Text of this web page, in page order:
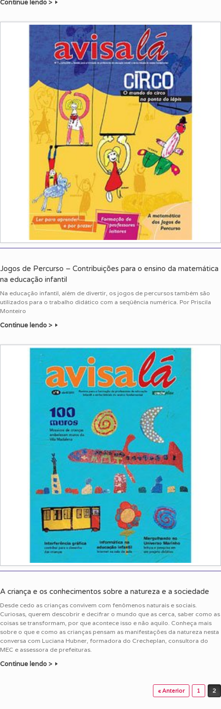
Continue lendo >
Jogos de Percurso – Contribuições para o ensino da matemática
na educação infantil
Na educação infantil, além de divertir, os jogos de percursos também são
utilizados para o trabalho didático com a seqüência numérica. Por Priscila
Monteiro
Continue lendo >
A criança e os conhecimentos sobre a natureza e a sociedade
Desde cedo as crianças convivem com fenômenos naturais e sociais.
Curiosas, querem descobrir e decifrar o mundo que as cerca, saber como as
coisas se transformam, por que acontece isso e não aquilo. Conheça mais
sobre o que e como as crianças pensam as manifestações da natureza nesta
conversa com Luciana Hubner, formadora do Crecheplan, consultora do
MEC e assessora de prefeituras.
Continue lendo >
« Anterior 1 2